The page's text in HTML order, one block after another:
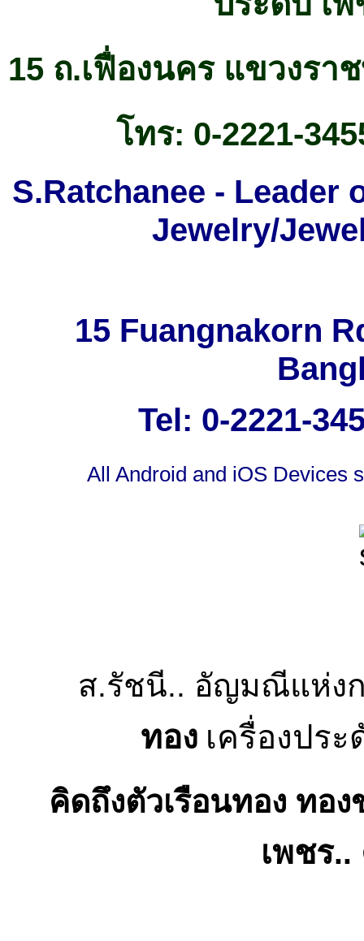
15 ถ.เฟื่องนคร แขวงร
โทร: 0-2221-
S.Ratchanee - Leader
Jewelry/
15 Fuangnakorn
Tel: 0-2221-
All Android and iOS Devices
ส.รัชนี.. อัญมณีแห่งก
ทอง เครื่องปร
คิดถึงตัวเรือนทอง ทอง
เพชร..